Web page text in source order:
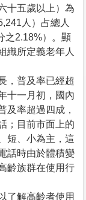
十五歲以上）為
人）占總人
之2.18%）。顯
織所定義老年人
，普及率已經超
十一月初，國內
及率超過四成，
；目前市面上的
短、小為主，這
話時由於體積變
齡族群在使用行
了解高齡者使用